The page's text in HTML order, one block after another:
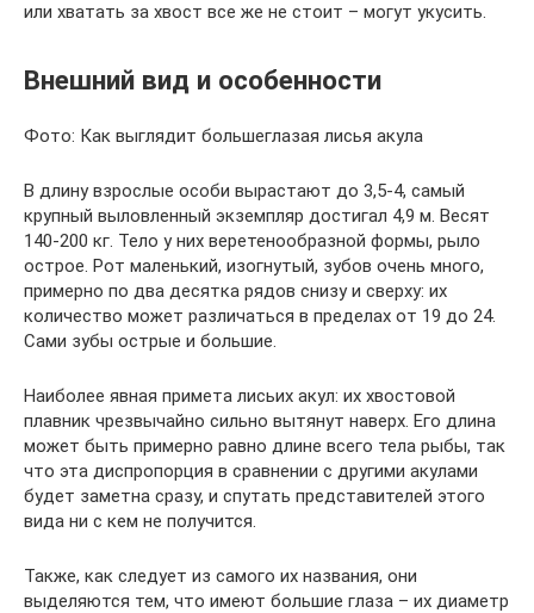
или хватать за хвост все же не стоит – могут укусить.
Внешний вид и особенности
Фото: Как выглядит большеглазая лисья акула
В длину взрослые особи вырастают до 3,5-4, самый
крупный выловленный экземпляр достигал 4,9 м. Весят
140-200 кг. Тело у них веретенообразной формы, рыло
острое. Рот маленький, изогнутый, зубов очень много,
примерно по два десятка рядов снизу и сверху: их
количество может различаться в пределах от 19 до 24.
Сами зубы острые и большие.
Наиболее явная примета лисьих акул: их хвостовой
плавник чрезвычайно сильно вытянут наверх. Его длина
может быть примерно равно длине всего тела рыбы, так
что эта диспропорция в сравнении с другими акулами
будет заметна сразу, и спутать представителей этого
вида ни с кем не получится.
Также, как следует из самого их названия, они
выделяются тем, что имеют большие глаза – их диаметр